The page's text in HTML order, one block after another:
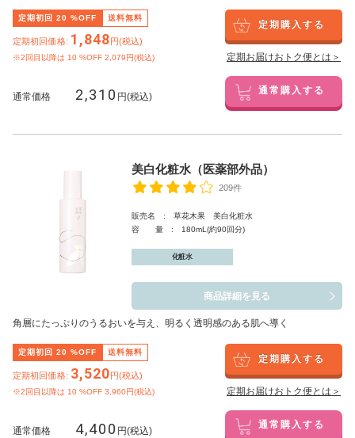
定期初回 20 %OFF 送料無料
定期初回価格: 1,848円(税込)
※2回目以降は 10 %OFF 2,079円(税込)
定期購入する
定期お届けおトク便とは＞
通常価格 2,310 円(税込) 通常購入する
美白化粧水（医薬部外品）
209件
販売名 : 草花木果 美白化粧水
容 量 : 180mL(約90回分)
化粧水
商品詳細を見る
角層にたっぷりのうるおいを与え、明るく透明感のある肌へ導く
定期初回 20 %OFF 送料無料
定期初回価格: 3,520円(税込)
※2回目以降は 10 %OFF 3,960円(税込)
定期購入する
定期お届けおトク便とは＞
通常価格 4,400 円(税込) 通常購入する